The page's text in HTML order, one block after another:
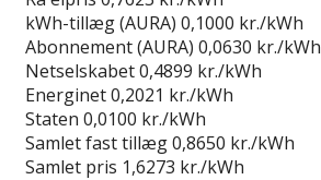
kWh-tillæg (AURA) 0,1000 kr./kWh
Abonnement (AURA) 0,0630 kr./kWh
Netselskabet0,4899 kr./kWh
Energinet0,2021 kr./kWh
Staten 0,0100 kr./kWh
Samlet fast tillæg0,8650 kr./kWh
Samlet pris 1,6273 kr./kWh